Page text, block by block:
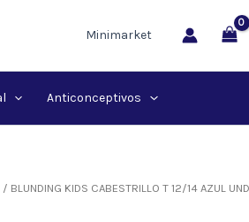
Minimarket
Anticonceptivos
/ BLUNDING KIDS CABESTRILLO T 12/14 AZUL